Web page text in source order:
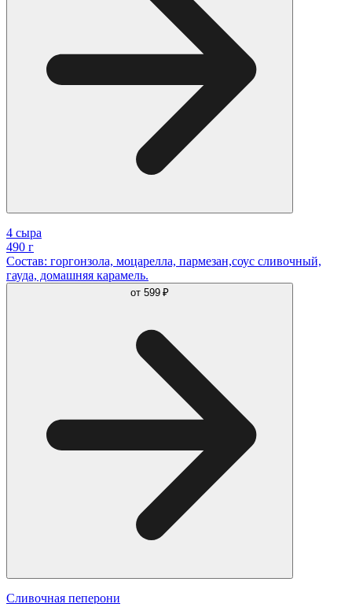
4 сыра
490 г
Состав: горгонзола, моцарелла, пармезан,соус сливочный,
гауда, домашняя карамель.
от 599 ₽
Сливочная пеперони